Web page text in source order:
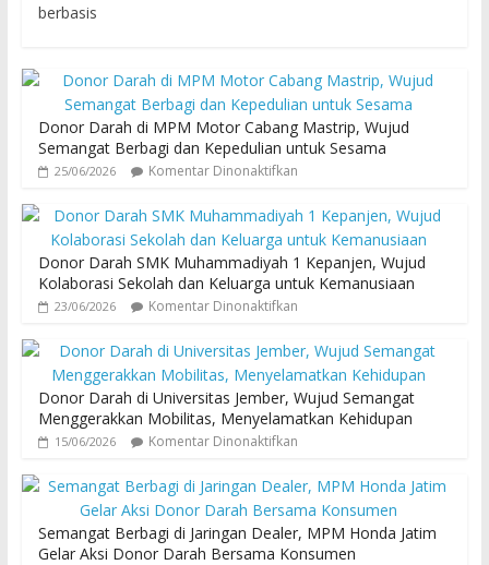
berbasis
Donor Darah di MPM Motor Cabang Mastrip, Wujud
Semangat Berbagi dan Kepedulian untuk Sesama
25/06/2026 Komentar Dinonaktifkan
Donor Darah SMK Muhammadiyah 1 Kepanjen, Wujud
Kolaborasi Sekolah dan Keluarga untuk Kemanusiaan
23/06/2026 Komentar Dinonaktifkan
Donor Darah di Universitas Jember, Wujud Semangat
Menggerakkan Mobilitas, Menyelamatkan Kehidupan
15/06/2026 Komentar Dinonaktifkan
Semangat Berbagi di Jaringan Dealer, MPM Honda Jatim
Gelar Aksi Donor Darah Bersama Konsumen